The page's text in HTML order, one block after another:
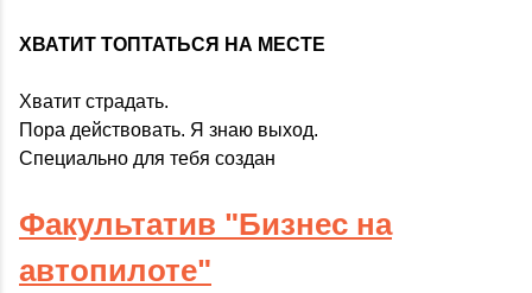
ХВАТИТ ТОПТАТЬСЯ НА МЕСТЕ
Хватит страдать.
Пора действовать. Я знаю выход.
Специально для тебя создан
Факультатив "Бизнес на
автопилоте"